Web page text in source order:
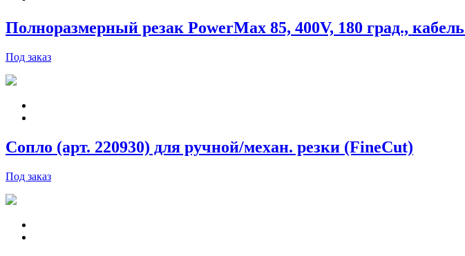
Полноразмерный резак PowerMax 85, 400V, 180 град.,
Под заказ
Сопло (арт. 220930) для ручной/механ. резки (FineCut)
Под заказ